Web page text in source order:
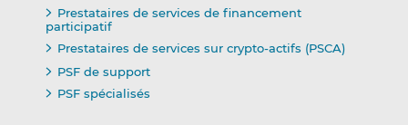
Prestataires de services de financement
participatif
Prestataires de services sur crypto-actifs (PSCA)
PSF de support
PSF spécialisés